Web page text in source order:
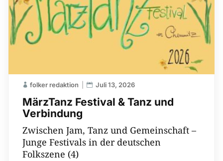
MärzTanz Festival & Tanz und
Verbindung
folker redaktion Juli 13, 2026
Zwischen Jam, Tanz und Gemeinschaft –
Junge Festivals in der deutschen
Folkszene (4)